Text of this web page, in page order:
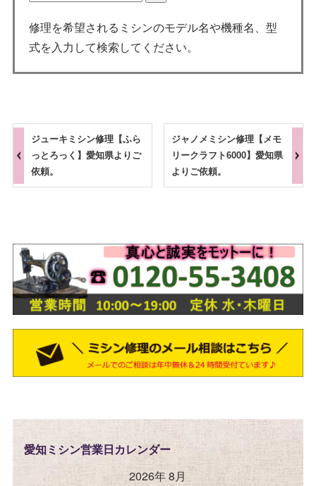
修理を希望されるミシンのモデル名や機種名、型
式を入力して検索してください。
ジューキミシン修理【ふら
っとろっく】愛知県よりご
依頼。
ジャノメミシン修理【メモ
リークラフト6000】愛知県
よりご依頼。
愛知ミシン営業日カレンダー
2026年 8月